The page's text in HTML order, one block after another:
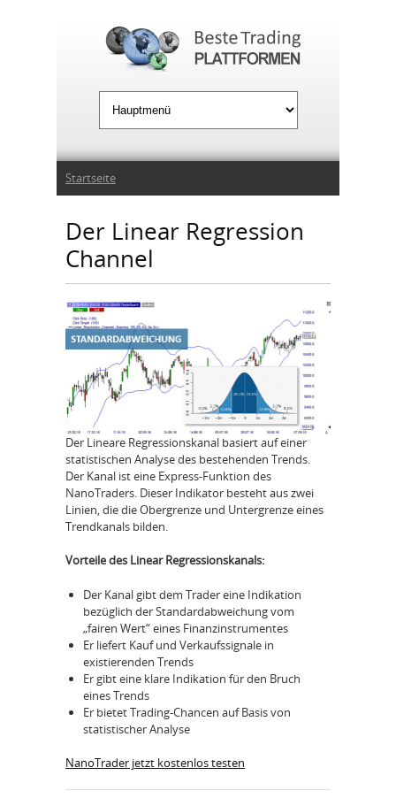
Sie sind hier
Startseite
Der Linear Regression
Channel
Der Lineare Regressionskanal basiert auf einer
statistischen Analyse des bestehenden Trends.
Der Kanal ist eine Express-Funktion des
NanoTraders. Dieser Indikator besteht aus zwei
Linien, die die Obergrenze und Untergrenze eines
Trendkanals bilden.
Vorteile des Linear Regressionskanals:
Der Kanal gibt dem Trader eine Indikation
bezüglich der Standardabweichung vom
„fairen Wert“ eines Finanzinstrumentes
Er liefert Kauf und Verkaufssignale in
existierenden Trends
Er gibt eine klare Indikation für den Bruch
eines Trends
Er bietet Trading-Chancen auf Basis von
statistischer Analyse
NanoTrader jetzt kostenlos testen